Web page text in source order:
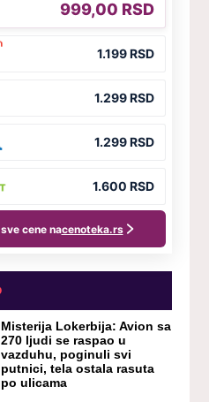
Misterija Lokerbija: Avion sa
270 ljudi se raspao u
vazduhu, poginuli svi
putnici, tela ostala rasuta
po ulicama